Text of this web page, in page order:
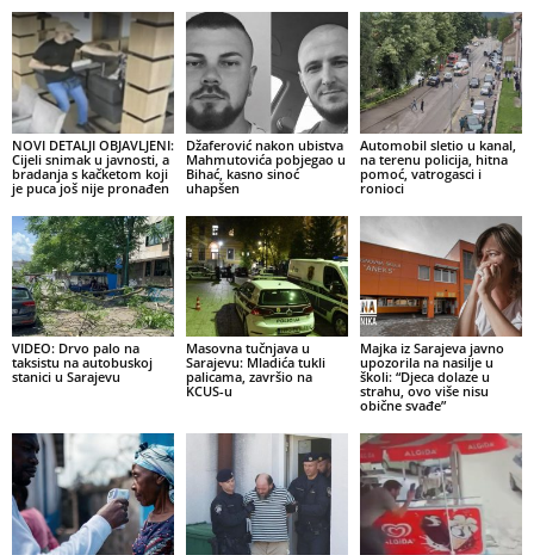
NOVI DETALJI OBJAVLJENI:
Cijeli snimak u javnosti, a
bradanja s kačketom koji
je puca još nije pronađen
Džaferović nakon ubistva
Mahmutovića pobjegao u
Bihać, kasno sinoć
uhapšen
Automobil sletio u kanal,
na terenu policija, hitna
pomoć, vatrogasci i
ronioci
VIDEO: Drvo palo na
taksistu na autobuskoj
stanici u Sarajevu
Masovna tučnjava u
Sarajevu: Mladića tukli
palicama, završio na
KCUS-u
Majka iz Sarajeva javno
upozorila na nasilje u
školi: “Djeca dolaze u
strahu, ovo više nisu
obične svađe”